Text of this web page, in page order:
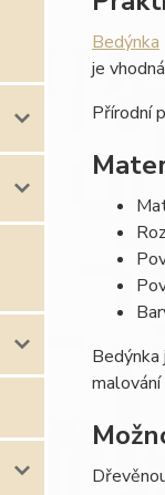
Bedýnka
je
Přírodní
malování